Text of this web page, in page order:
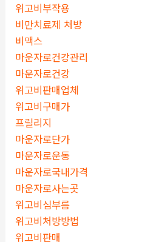
위고비부작용
비만치료제 처방
비맥스
마운자로건강관리
마운자로건강
위고비판매업체
위고비구매가
프릴리지
마운자로단가
마운자로운동
마운자로국내가격
마운자로사는곳
위고비심부름
위고비처방방법
위고비판매